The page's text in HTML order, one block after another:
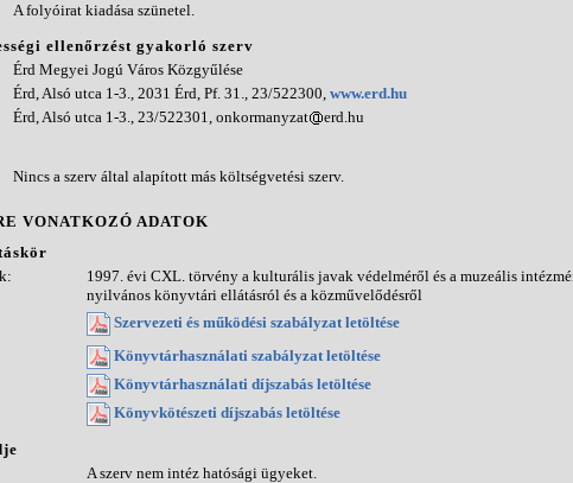
A folyóirat kiadása szünetel.
ellenőrzést gyakorló szerv
Érd Megyei Jogú Város Közgyűlése
Érd, Alsó utca 1-3., 2031 Érd, Pf. 31., 23/522300, www.erd.hu
Érd, Alsó utca 1-3., 23/522301, onkormanyzat
erd.hu
Nincs a szerv által alapított más költségvetési szerv.
VONATKOZÓ ADATOK
1997. évi CXL. törvény a kulturális javak védelméről és a muzeális
nyilvános könyvtári ellátásról és a közművelődésről
Szervezeti és működési szabályzat letöltése
Könyvtárhasználati szabályzat letöltése
Könyvtárhasználati díjszabás letöltése
Könyvkötészeti díjszabás letöltése
A szerv nem intéz hatósági ügyeket.